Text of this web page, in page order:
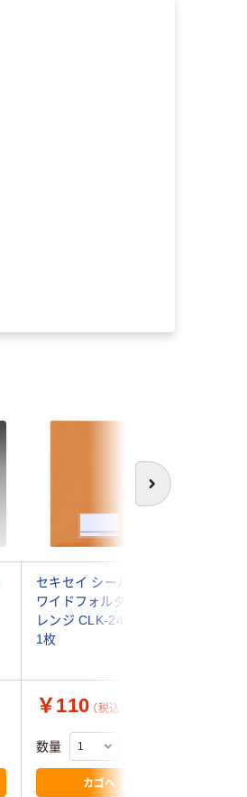
次へ
セキセイ シールック
ワイドフォルダー オ
レンジ CLK-2404-51
1枚
￥110 （税込）
数量
カゴへ